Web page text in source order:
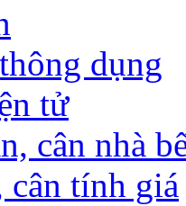
dụng
tử
cân nhà
cân tính giá